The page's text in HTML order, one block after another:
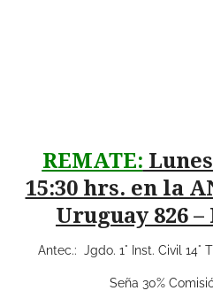
REMATE:
15:30 hrs. en la
Uruguay 826
Antec.: Jgdo. 1° Inst. Civil 14°
Seña 30%